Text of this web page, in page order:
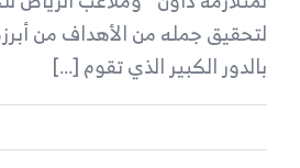
لتحقيق جمله من الأهداف من
بالدور الكبير الذي تقوم [...]